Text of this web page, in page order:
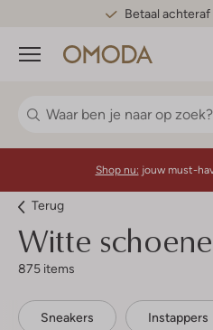
Betaal achteraf
Menu
Shop nu: jouw must-
Terug
Witte
875 items
Sneakers Instappers